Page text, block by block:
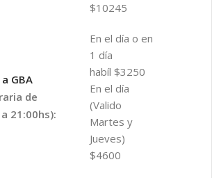
$10245
GBA
de
21:00hs):
En el día o en
1 día
habíl $3250
En el día
(Valido
Martes y
Jueves)
$4600